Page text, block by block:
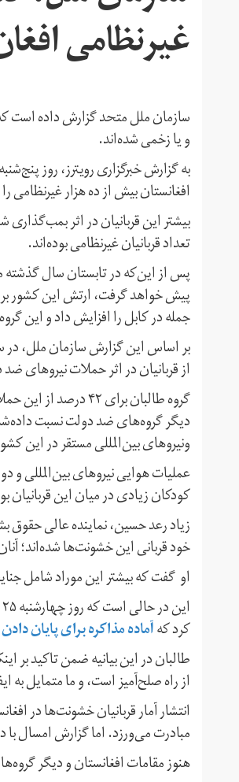
غیرنظامی
و یا زخمی شده‌اند.
افغانستان بیش از ده هزار غیرنظامی
بیشتر این قربانیان در اثر
تعداد قربانیان غیرنظامی بوده‌اند.
پس از این‌که در تابستان سال گذشته
پیش خواهد گرفت، ارتش این کشور بر
جمله در کابل را افزایش داد و این گروه تنها در
از قربانیان در اثر حملات
دیگر گروه‌های ضد دولت نسبت
ونیروهای بین‌المللی مستقر در این
کودکان زیادی در میان این قربانیان بوده‌اند. ۳۹۵ زن و ۸۶۱ کودک در خشونت‌های یکسال گذشته
زیاد رعد حسین، نماینده عالی حقوق
خود قربانی این خشونت‌ها شده‌اند؛
او گفت که بیشتر این موراد شامل
کرد کهآماده مذاکره برای پایان
طالبان در این بیانیه ضمن تاکید
از راه صلح‌آمیز است، و ما متمایل
انتشار آمار قربانیان خشونت‌ها در
مبادرت می‌ورزد. اما گزارش امسال
هنوز مقامات افغانستان و دیگر